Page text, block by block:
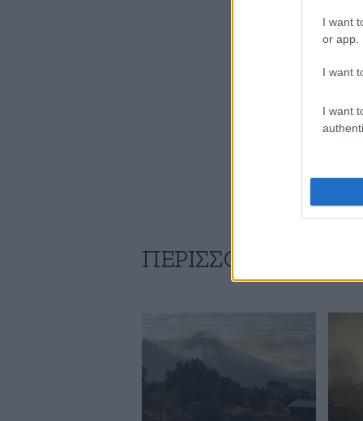
I want
or app.
I want
I want
ΠΕΡΙΣΣΟΤΕΡΑ ΑΠΟ